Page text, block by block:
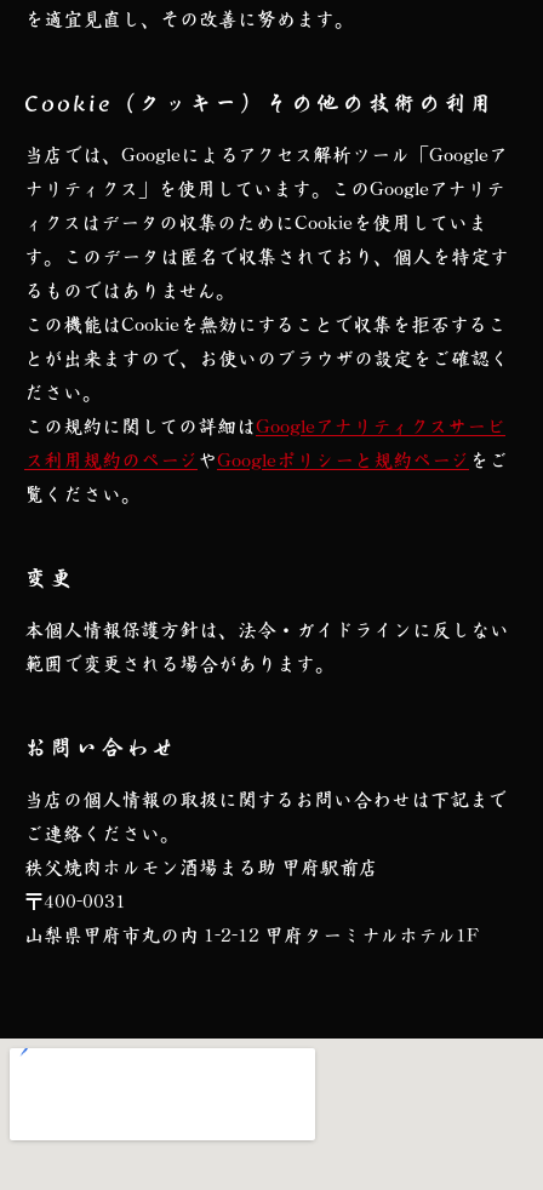
を適宜見直し、その改善に努めます。
Cookie（クッキー）その他の技術の利用
当店では、Googleによるアクセス解析ツール「Googleア
ナリティクス」を使用しています。このGoogleアナリテ
ィクスはデータの収集のためにCookieを使用していま
す。このデータは匿名で収集されており、個人を特定す
るものではありません。
この機能はCookieを無効にすることで収集を拒否するこ
とが出来ますので、お使いのブラウザの設定をご確認く
ださい。
この規約に関しての詳細はGoogleアナリティクスサービ
ス利用規約のページやGoogleポリシーと規約ページ をご
覧ください。
変更
本個人情報保護方針は、法令・ガイドラインに反しない
範囲で変更される場合があります。
お問い合わせ
当店の個人情報の取扱に関するお問い合わせは下記まで
ご連絡ください。
秩父焼肉ホルモン酒場まる助 甲府駅前店
〒400-0031
山梨県甲府市丸の内 1-2-12 甲府ターミナルホテル1F